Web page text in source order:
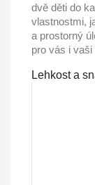
dvě děti do
vlastnostmi,
a prostorný
pro vás i
Lehkost a